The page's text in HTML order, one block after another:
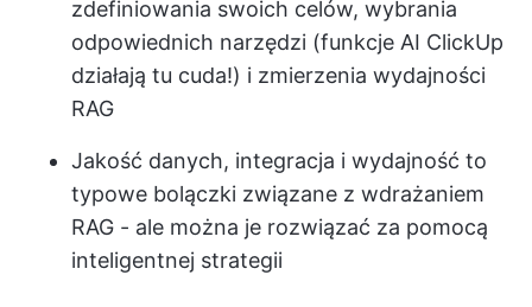
zdefiniowania swoich celów, wybrania
odpowiednich narzędzi (funkcje AI ClickUp
działają tu cuda!) i zmierzenia wydajności
RAG
Jakość danych, integracja i wydajność to
typowe bolączki związane z wdrażaniem
RAG - ale można je rozwiązać za pomocą
inteligentnej strategii